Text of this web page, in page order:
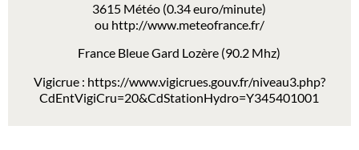
3615 Météo (0.34 euro/minute)
ou http://www.meteofrance.fr/
France Bleue Gard Lozère (90.2 Mhz)
Vigicrue : https://www.vigicrues.gouv.fr/niveau3.php?
CdEntVigiCru=20&CdStationHydro=Y345401001